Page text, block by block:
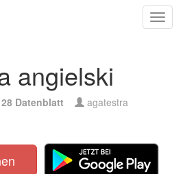
angielski
28 Datenblatt agatestra